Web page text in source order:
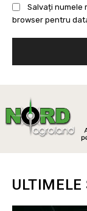
Salvați numele
browser pentru
ULTIMELE